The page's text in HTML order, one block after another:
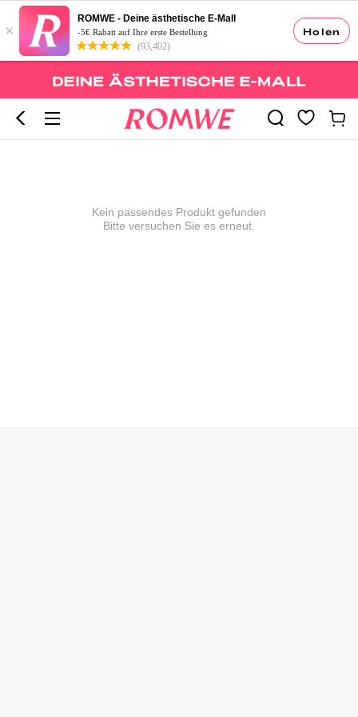
Holen
×
ROMWE - Deine ästhetische E-Mall
-5€ Rabatt auf Ihre erste Bestellung
(93,402)
Kein passendes Produkt gefunden
Bitte versuchen Sie es erneut.